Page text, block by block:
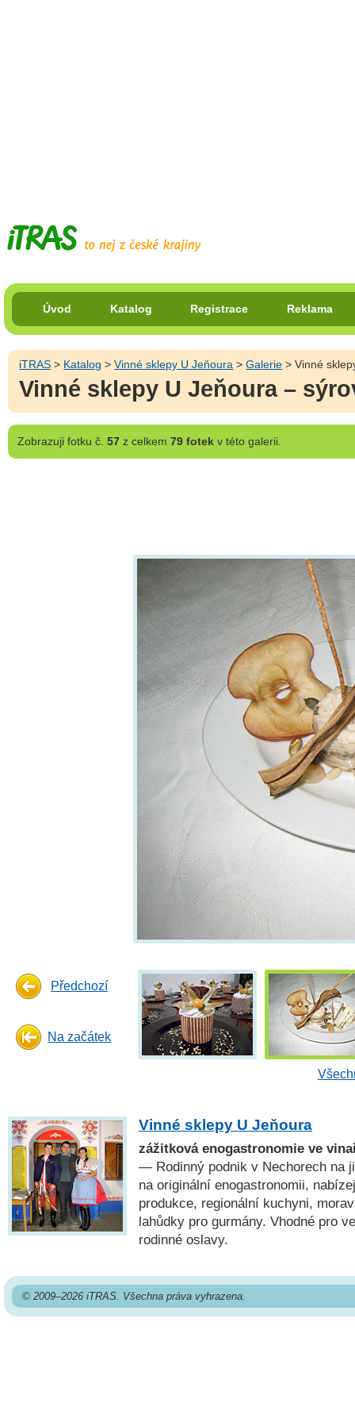
Úvod Katalog Registrace Reklama
iTRAS > Katalog >Vinné sklepy U Jeňoura >Galerie > Vinné
Vinné sklepy U Jeňoura –
Zobrazujifotku č. 57z celkem 79 fotekv této galerii.
Předchozí
Na začátek
Vinné sklepy U Jeňoura
zážitková enogastronomie ve
— Rodinný podnik v Nechorech na
na originální enogastronomii,
produkce, regionální kuchyni,
lahůdky pro gurmány. Vhodné pro
rodinné oslavy.
© 2009–2026 iTRAS. Všechna práva vyhrazena.